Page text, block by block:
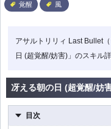
覚醒 風
アサルトリリィ Last Bullet
日 (超覚醒/妨害)」のスキル
冴える朝の日 (超覚醒/妨
目次